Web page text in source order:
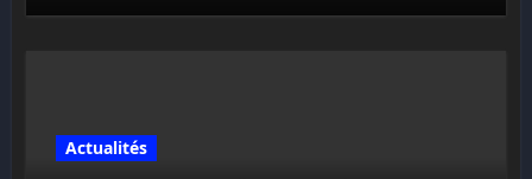
Actualités